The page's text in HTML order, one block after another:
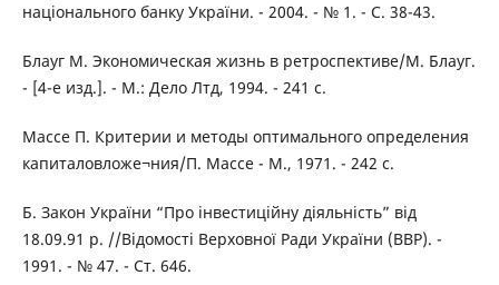
національного банку України. - 2004. - № 1. - С. 38-43.
Блауг М. Экономическая жизнь в ретроспективе/М. Блауг.
- [4-е изд.]. - М.: Дело Лтд, 1994. - 241 с.
Массе П. Критерии и методы оптимального определения
капиталовложе¬ния/П. Массе - М., 1971. - 242 с.
Б. Закон України “Про інвестиційну діяльність” від
18.09.91 р. //Відомості Верховної Ради України (ВВР). -
1991. - № 47. - Ст. 646.